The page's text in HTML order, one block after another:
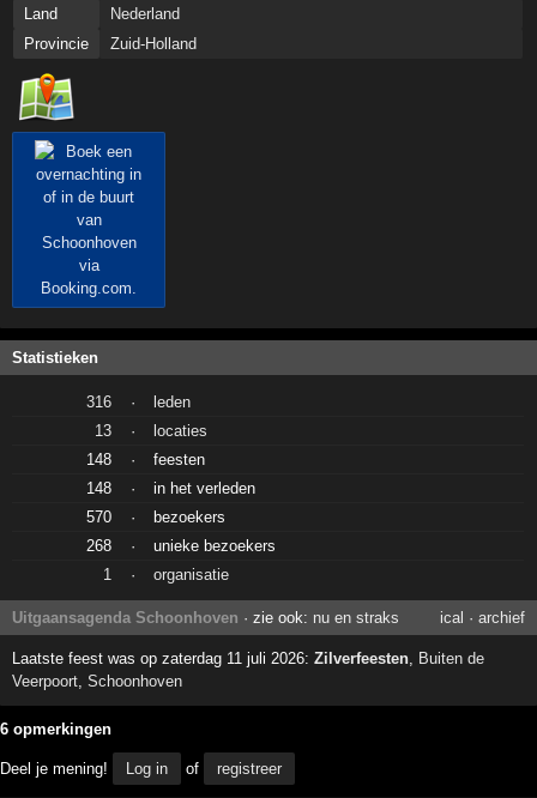
Land
Nederland
Provincie
Zuid-Holland
Statistieken
316 ·
leden
13
·
locaties
148
·
feesten
148
·
in het verleden
570
·
bezoekers
268
·
unieke bezoekers
1
· organisatie
Uitgaansagenda Schoonhoven · zie ook: nu en straks ical · archief
Laatste feest was op zaterdag 11 juli 2026:Zilverfeesten, Buiten de
Veerpoort,Schoonhoven
6 opmerkingen
Deel je mening! Log in of registreer